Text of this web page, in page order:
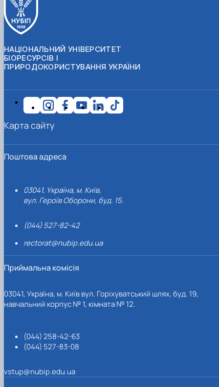
НАЦІОНАЛЬНИЙ УНІВЕРСИТЕТ
БІОРЕСУРСІВ І
ПРИРОДОКОРИСТУВАННЯ УКРАЇНИ
Поштова адреса
03041, Україна, м. Київ,
вул. Героїв Оборони, буд. 15.
(044) 527-82-42
rectorat@nubip.edu.ua
Приймальна комісія
03041, Україна, м. Київ вул. Горіхуватський шлях, буд. 19,
навчальний корпус № 1, кімната № 12.
(044) 258-42-63
(044) 527-83-08
vstup@nubip.edu.ua
Карта сайту